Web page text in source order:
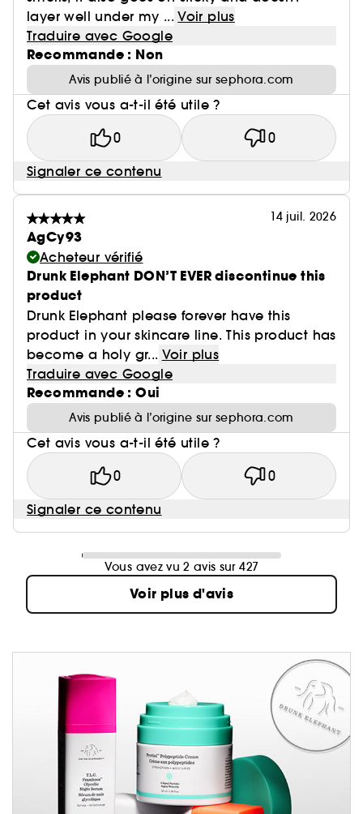
layer well under my ... Voir plus
Traduire avec Google
Recommande : Non
Avis publié à l’origine sur sephora.com
Cet avis vous a-t-il été utile ?
0 0
Signaler ce contenu
14 juil. 2026
AgCy93
Acheteur vérifié
Drunk Elephant DON’T EVER discontinue this
product
Drunk Elephant please forever have this
product in your skincare line. This product has
become a holy gr... Voir plus
Traduire avec Google
Recommande : Oui
Avis publié à l’origine sur sephora.com
Cet avis vous a-t-il été utile ?
0 0
Signaler ce contenu
Vous avez vu 2 avis sur 427
Voir plus d'avis